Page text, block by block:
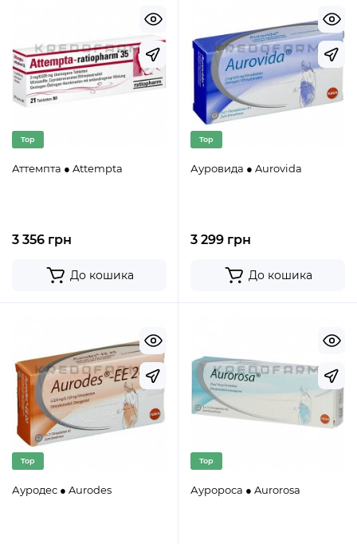
Top
Аттемпта ● Attempta
3 356 грн
До кошика
Top
Ауровида ● Aurovida
3 299 грн
До кошика
Top
Ауродес ● Aurodes
Top
Ауророса ● Aurorosa